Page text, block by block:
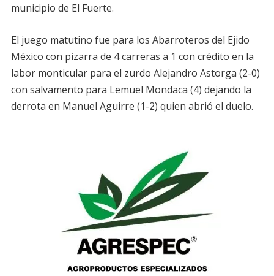
municipio de El Fuerte.
El juego matutino fue para los Abarroteros del Ejido
México con pizarra de 4 carreras a 1 con crédito en la
labor monticular para el zurdo Alejandro Astorga (2-0)
con salvamento para Lemuel Mondaca (4) dejando la
derrota en Manuel Aguirre (1-2) quien abrió el duelo.